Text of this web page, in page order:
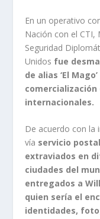
En un operativo
Nación con el CTI,
Seguridad
Unidos fue
de alias ‘El
internacionales.
De acuerdo con la
vía servicio
extraviados en
ciudades del
entregados a
quien sería el
identidades,